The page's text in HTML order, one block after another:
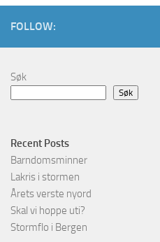
FOLLOW:
Søk
Søk
Recent Posts
Barndomsminner
Lakris i stormen
Årets verste nyord
Skal vi hoppe uti?
Stormflo i Bergen